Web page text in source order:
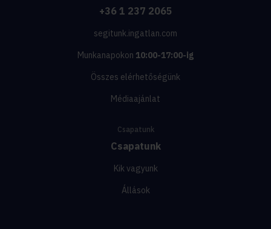
+36 1 237 2065
segitunk.ingatlan.com
Munkanapokon 10:00-17:00-ig
Összes elérhetőségünk
Médiaajánlat
Csapatunk
Csapatunk
Kik vagyunk
Állások